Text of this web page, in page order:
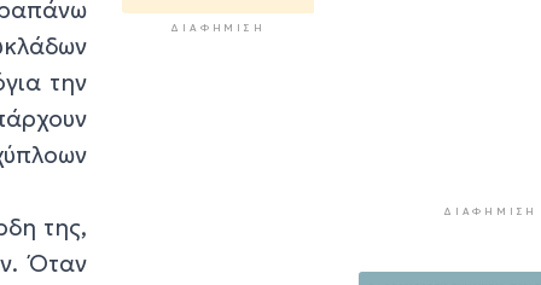
την
της,
Όταν
ΔΙΑΦΉΜΙΣΗ
Μαριάννα
ΔΙΑΦΉΜΙΣΗ